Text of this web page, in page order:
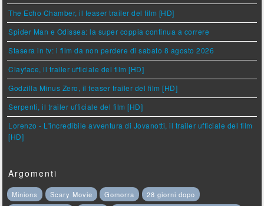
The Echo Chamber, il teaser trailer del film [HD]
Spider Man e Odissea: la super coppia continua a correre
Stasera in tv: i film da non perdere di sabato 8 agosto 2026
Clayface, il trailer ufficiale del film [HD]
Godzilla Minus Zero, il teaser trailer del film [HD]
Serpenti, il trailer ufficiale del film [HD]
Lorenzo - L'incredibile avventura di Jovanotti, il trailer ufficiale del film
[HD]
Argomenti
Minions Scary Movie Gomorra
28 giorni dopo